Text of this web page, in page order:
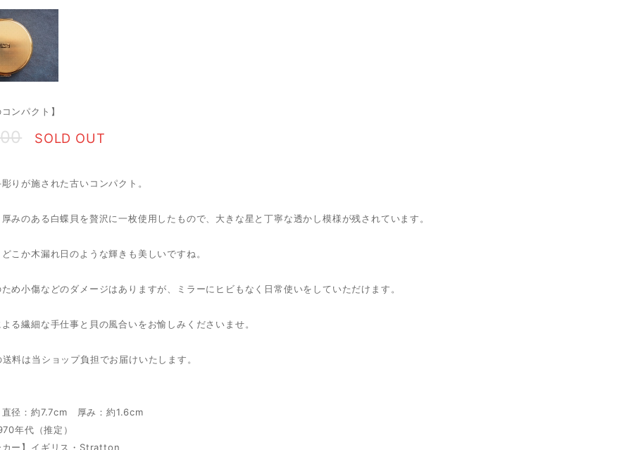
ンパクト】
SOLD OUT
りが施された古いコンパクト。
みのある白蝶貝を贅沢に一枚使用したもので、大きな星と丁寧な透かし模様が残されています。
こか木漏れ日のような輝きも美しいですね。
め小傷などのダメージはありますが、ミラーにヒビもなく日常使いをしていただけます。
る繊細な手仕事と貝の風合いをお愉しみくださいませ。
料は当ショップ負担でお届けいたします。
直径：約7.7cm 厚み：約1.6cm
年代（推定）
カー】イギリス・Stratton